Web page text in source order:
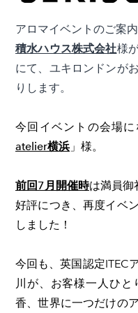
アロマイベントのご案内
積水ハウス株式会社様
にて、ユキロンドンが
りします。
今回イベントの会場
atelier横浜」様。
前回7月開催時は満員御
好評につき、再度イベ
しました！
今回も、英国認定ITEC
川が、 お客様一人ひと
香、世界に一つだけの